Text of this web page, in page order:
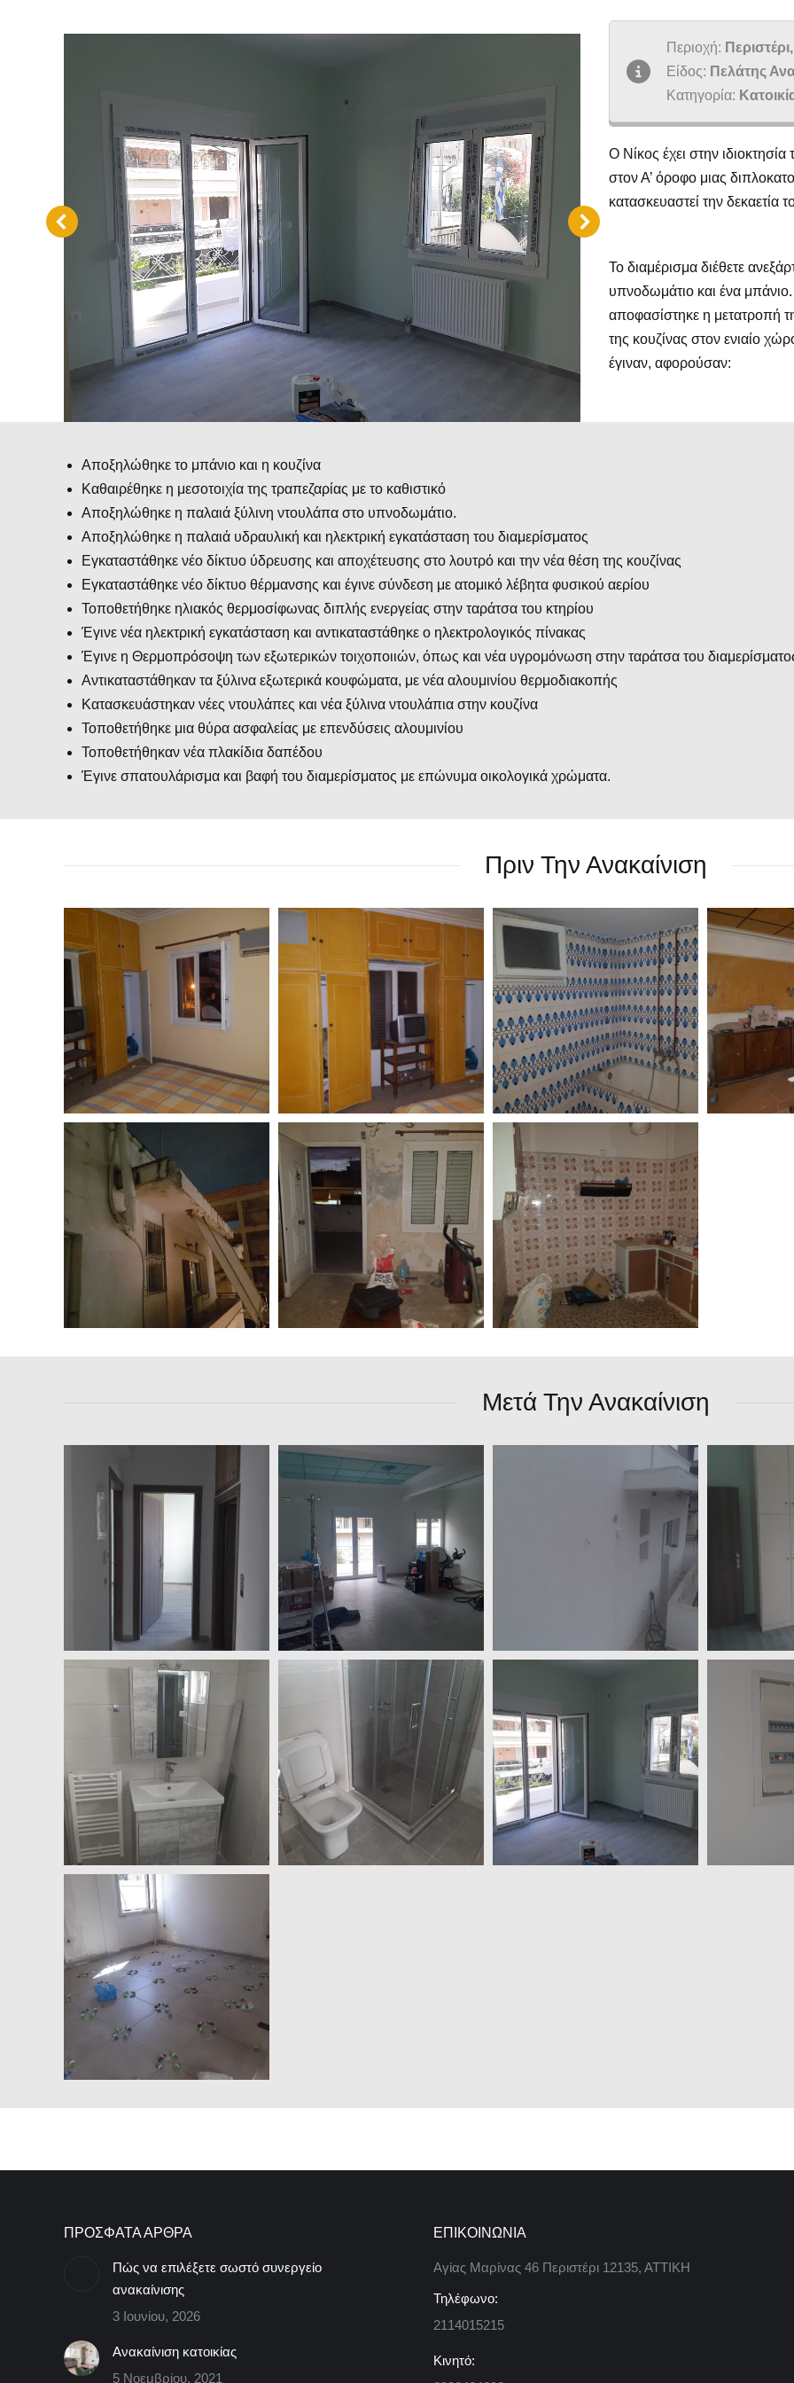
Περιοχή:
Είδος: Πελάτης
Κατηγορία:
Ο Νίκος έχει στην
στον Α’ όροφο μιας
κατασκευαστεί την δεκαετία
Το διαμέρισμα διέθετε
υπνοδωμάτιο και ένα
αποφασίστηκε η μετατροπή
της κουζίνας στον ενιαίο
έγιναν, αφορούσαν:
Αποξηλώθηκε το μπάνιο και η κουζίνα
Καθαιρέθηκε η μεσοτοιχία της τραπεζαρίας με το καθιστικό
Αποξηλώθηκε η παλαιά ξύλινη ντουλάπα στο υπνοδωμάτιο.
Αποξηλώθηκε η παλαιά υδραυλική και ηλεκτρική εγκατάσταση του διαμερίσματος
Εγκαταστάθηκε νέο δίκτυο ύδρευσης και αποχέτευσης στο λουτρό και την νέα θέση της κουζίνας
Εγκαταστάθηκε νέο δίκτυο θέρμανσης και έγινε σύνδεση με ατομικό λέβητα φυσικού αερίου
Τοποθετήθηκε ηλιακός θερμοσίφωνας διπλής ενεργείας στην ταράτσα του κτηρίου
Έγινε νέα ηλεκτρική εγκατάσταση και αντικαταστάθηκε ο ηλεκτρολογικός πίνακας
Έγινε η Θερμοπρόσοψη των εξωτερικών τοιχοποιιών, όπως και νέα υγρομόνωση στην ταράτσα του
Αντικαταστάθηκαν τα ξύλινα εξωτερικά κουφώματα, με νέα αλουμινίου θερμοδιακοπής
Κατασκευάστηκαν νέες ντουλάπες και νέα ξύλινα ντουλάπια στην κουζίνα
Τοποθετήθηκε μια θύρα ασφαλείας με επενδύσεις αλουμινίου
Τοποθετήθηκαν νέα πλακίδια δαπέδου
Έγινε σπατουλάρισμα και βαφή του διαμερίσματος με επώνυμα οικολογικά χρώματα.
Πριν Την Ανακαίνιση
Μετά Την Ανακαίνιση
ΠΡΟΣΦΑΤΑ ΑΡΘΡΑ
Πώς να επιλέξετε σωστό συνεργείο
ανακαίνισης
3 Ιουνίου, 2026
Ανακαίνιση κατοικίας
5 Νοεμβρίου, 2021
ΕΠΙΚΟΙΝΩΝΙΑ
Αγίας Μαρίνας 46 Περιστέρι 12135, ΑΤΤΙΚΗ
Τηλέφωνο:
2114015215
Κινητό: